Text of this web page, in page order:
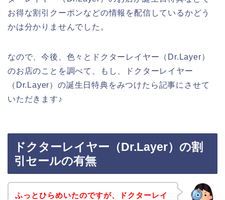
お得な割引クーポンなどの情報を配信しているかどう
かは分かりませんでした。
なので、今後、色々とドクターレイヤー（Dr.Layer）
のお店のことを調べて、もし、ドクターレイヤー
（Dr.Layer）の誕生日特典をみつけたら記事にさせて
いただきます♪
ドクターレイヤー（Dr.Layer）の割
引セールの有無
ふっとひらめいたのですが、ドクターレイ